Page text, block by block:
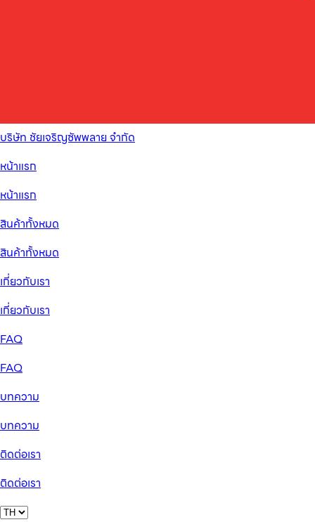
บริษัท ชัยเจริญซัพพลาย จำกัด
หน้าแรก
หน้าแรก
สินค้าทั้งหมด
สินค้าทั้งหมด
เกี่ยวกับเรา
เกี่ยวกับเรา
FAQ
FAQ
บทความ
บทความ
ติดต่อเรา
ติดต่อเรา